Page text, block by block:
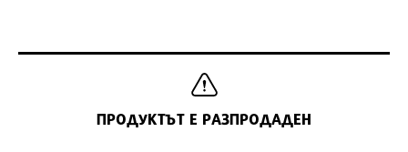
ПРОДУКТЪТ Е РАЗПРОДАДЕН